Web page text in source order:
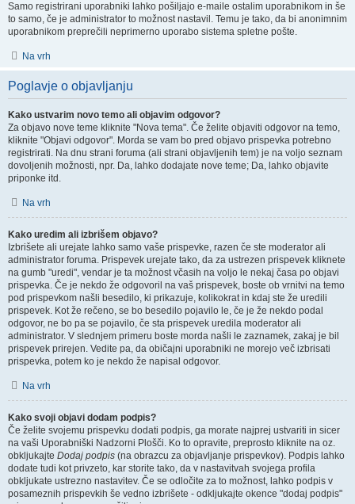
Samo registrirani uporabniki lahko pošiljajo e-maile ostalim uporabnikom in še
to samo, če je administrator to možnost nastavil. Temu je tako, da bi anonimnim
uporabnikom preprečili neprimerno uporabo sistema spletne pošte.
Na vrh
Poglavje o objavljanju
Kako ustvarim novo temo ali objavim odgovor?
Za objavo nove teme kliknite "Nova tema". Če želite objaviti odgovor na temo,
kliknite "Objavi odgovor". Morda se vam bo pred objavo prispevka potrebno
registrirati. Na dnu strani foruma (ali strani objavljenih tem) je na voljo seznam
dovoljenih možnosti, npr. Da, lahko dodajate nove teme; Da, lahko objavite
priponke itd.
Na vrh
Kako uredim ali izbrišem objavo?
Izbrišete ali urejate lahko samo vaše prispevke, razen če ste moderator ali
administrator foruma. Prispevek urejate tako, da za ustrezen prispevek kliknete
na gumb "uredi", vendar je ta možnost včasih na voljo le nekaj časa po objavi
prispevka. Če je nekdo že odgovoril na vaš prispevek, boste ob vrnitvi na temo
pod prispevkom našli besedilo, ki prikazuje, kolikokrat in kdaj ste že uredili
prispevek. Kot že rečeno, se bo besedilo pojavilo le, če je že nekdo podal
odgovor, ne bo pa se pojavilo, če sta prispevek uredila moderator ali
administrator. V slednjem primeru boste morda našli le zaznamek, zakaj je bil
prispevek prirejen. Vedite pa, da običajni uporabniki ne morejo več izbrisati
prispevka, potem ko je nekdo že napisal odgovor.
Na vrh
Kako svoji objavi dodam podpis?
Če želite svojemu prispevku dodati podpis, ga morate najprej ustvariti in sicer
na vaši Uporabniški Nadzorni Plošči. Ko to opravite, preprosto kliknite na oz.
obkljukajte Dodaj podpis (na obrazcu za objavljanje prispevkov). Podpis lahko
dodate tudi kot privzeto, kar storite tako, da v nastavitvah svojega profila
obkljukate ustrezno nastavitev. Če se odločite za to možnost, lahko podpis v
posameznih prispevkih še vedno izbrišete - odkljukajte okence "dodaj podpis"